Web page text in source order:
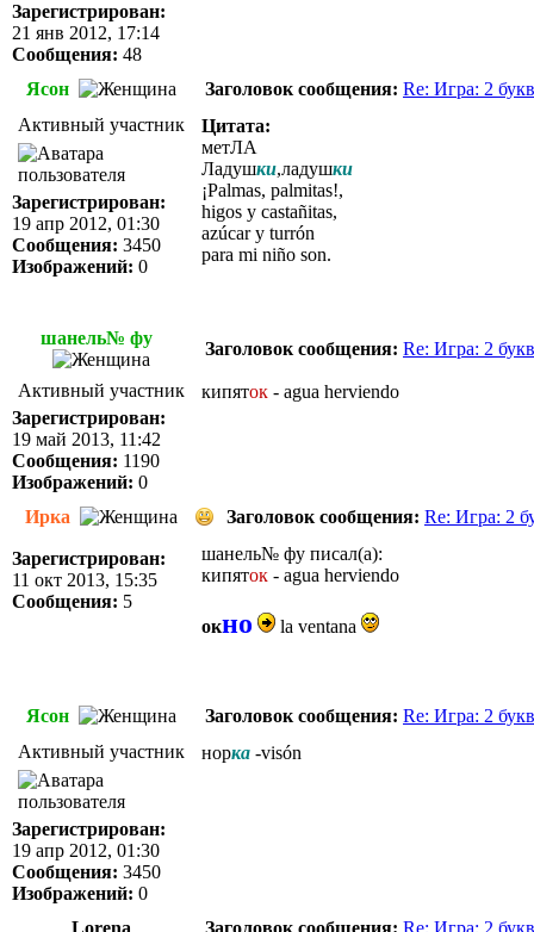
Зарегистрирован:
21 янв 2012, 17:14
Сообщения: 48
Ясон Заголовок сообщения: Re: Игра: 2
Активный участник
Зарегистрирован:
19 апр 2012, 01:30
Сообщения: 3450
Изображений: 0
Цитата:
метЛА
Ладушки,ладушки
¡Palmas, palmitas!,
higos y castañitas,
azúcar y turrón
para mi niño son.
шанель№ фу
Заголовок сообщения: Re: Игра: 2
Активный участник
Зарегистрирован:
19 май 2013, 11:42
Сообщения: 1190
Изображений: 0
кипяток - agua herviendo
Ирка Заголовок сообщения: Re: Игра: 2
Зарегистрирован:
11 окт 2013, 15:35
Сообщения: 5
шанель№ фу писал(а):
кипяток - agua herviendo
окно la ventana
Ясон Заголовок сообщения: Re: Игра: 2
Активный участник
Зарегистрирован:
19 апр 2012, 01:30
Сообщения: 3450
Изображений: 0
норка -visón
Lorena Заголовок сообщения: Re: Игра: 2